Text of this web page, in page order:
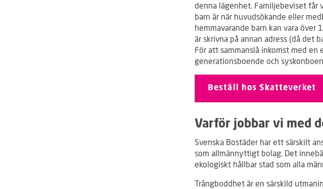
denna lägenhet. Familjebeviset får
barn är när huvudsökande eller
hemmavarande barn kan vara över
är skrivna på annan adress (då det
För att sammanslå inkomst med
generationsboende och
Beställ hos Skatteverket
Varför jobbar vi med
Svenska Bostäder har ett särskilt
som allmännyttigt bolag. Det
ekologiskt hållbar stad som alla
Trångboddhet är en särskild